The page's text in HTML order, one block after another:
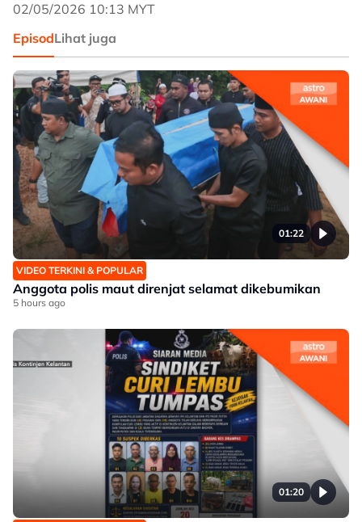
02/05/2026 10:13 MYT
EpisodLihat juga
01:22
VIDEO TERKINI & POPULAR
Anggota polis maut direnjat selamat dikebumikan
5 hours ago
01:20